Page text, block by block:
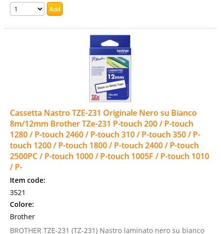
Cassetta Nastro TZE-231 Originale Nero su Bianco
8m/12mm Brother TZe-231 P-touch 200 / P-touch
1280 / P-touch 2460 / P-touch 310 / P-touch 350 / P-
touch 1200 / P-touch 1800 / P-touch 2400 / P-touch
2500PC / P-touch 1000 / P-touch 1005F / P-touch 1010
/ P-
Item code:
3521
Colore:
Brother
BROTHER TZE-231 (TZ-231) Nastro laminato nero su bianco